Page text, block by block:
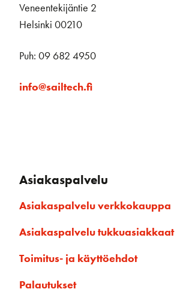
Veneentekijäntie 2
Helsinki 00210
Puh: 09 682 4950
info@sailtech.fi
Asiakaspalvelu
Asiakaspalvelu verkkokauppa
Asiakaspalvelu tukkuasiakkaat
Toimitus- ja käyttöehdot
Palautukset